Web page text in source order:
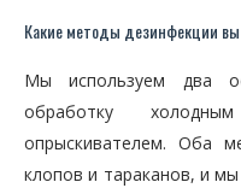
Какие методы дезинфекции вы
Мы используем два
обработку
опрыскивателем. Оба
клопов и тараканов, и